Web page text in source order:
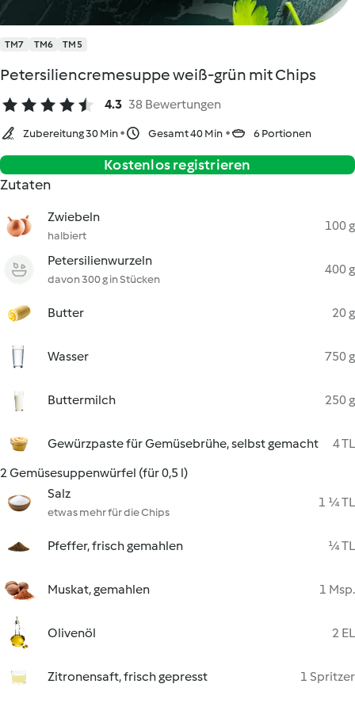
TM7 TM6 TM5
Petersiliencremesuppe weiß-grün mit Chips
4.3 38 Bewertungen
Zubereitung 30 Min Gesamt 40 Min 6 Portionen
Kostenlos registrieren
Zutaten
Zwiebeln
halbiert
100 g
Petersilienwurzeln
davon 300 g in Stücken
400 g
Butter 20 g
Wasser 750 g
Buttermilch 250 g
Gewürzpaste für Gemüsebrühe, selbst gemacht
4 TL
2 Gemüsesuppenwürfel (für 0,5 l)
Salz
etwas mehr für die Chips
1 ¼ TL
Pfeffer, frisch gemahlen ¼ TL
Muskat, gemahlen 1 Msp.
Olivenöl 2 EL
Zitronensaft, frisch gepresst 1 Spritzer